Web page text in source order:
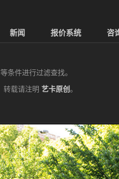
新闻 报价系统 咨
条件进行过滤查找。
转载请注明 艺卡原创。